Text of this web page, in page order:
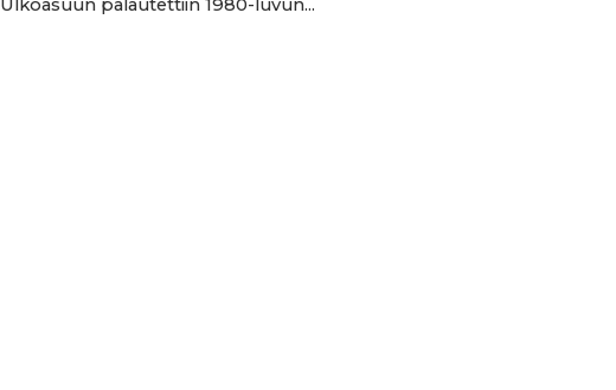
Ulkoasuun palautettiin 1980-luvun...